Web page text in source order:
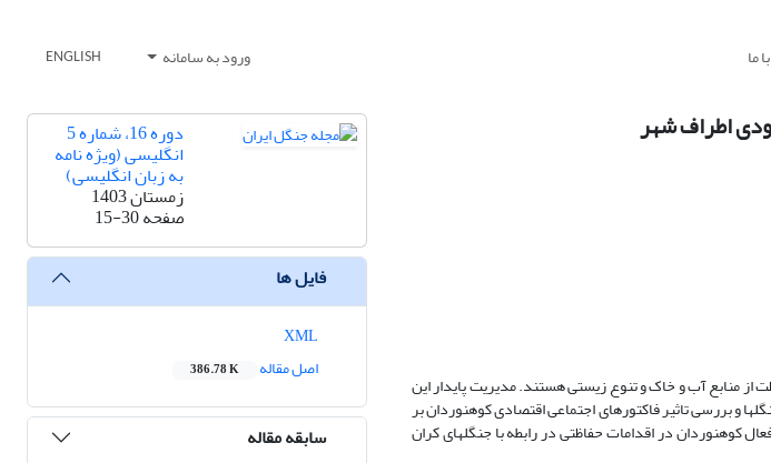
ما ورود به سامانه ENGLISH
اطراف شهر
از منابع آب و خاک و تنوع زیستی هستند. مدیریت پایدار این
و بررسی تاثیر فاکتورهای اجتماعی اقتصادی کوهنوردان بر
کوهنوردان در اقدامات حفاظتی در رابطه با جنگل­های کران
دوره 16، شماره 5
انگلیسی (ویژه نامه
به زبان انگلیسی)
زمستان 1403
صفحه15-30
فایل ها
اصل مقاله
386.78 K
سابقه مقاله